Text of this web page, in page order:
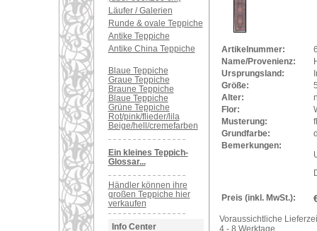
Läufer / Galerien
Runde & ovale Teppiche
Antike Teppiche
Antike China Teppiche
Blaue Teppiche
Graue Teppiche
Braune Teppiche
Blaue Teppiche
Grüne Teppiche
Rot/pink/flieder/lila
Beige/hell/cremefarben
Ein kleines Teppich-
Glossar...
Händler können ihre
großen Teppiche hier
verkaufen
Info Center
Artikelnummer:
Name/Provenienz:
Ursprungsland:
Größe:
Alter:
Flor:
Musterung:
Grundfarbe:
Bemerkungen:
Preis (inkl. MwSt.):
Voraussichtliche
4 - 8 Werktage